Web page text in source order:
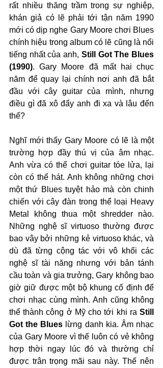
rất nhiều thăng trầm trong sự nghiệp,
khán giả có lẽ phải tới tận năm 1990
mới có dịp nghe Gary Moore chơi Blues
chính hiệu trong album có lẽ cũng là nổi
tiếng nhất của anh, Still Got The Blues
(1990). Gary Moore đã mất hai chục
năm để quay lại chính nơi anh đã bắt
đầu với cây guitar của mình, nhưng
điều gì đã xô đẩy anh đi xa và lâu đến
thế?
Nghĩ mới thấy Gary Moore có lẽ là một
trường hợp đầy thú vị của âm nhạc.
Anh vừa có thể chơi guitar tóe lửa, lại
còn có thể hát. Anh không những chơi
một thứ Blues tuyệt hảo mà còn chinh
chiến với cây đàn trong thể loại Heavy
Metal không thua một shredder nào.
Những nghệ sĩ virtuoso thường được
bao vây bởi những kẻ virtuoso khác, và
dù đã từng cộng tác với vô khối các
nghệ sĩ tài năng nhưng với bản tánh
cầu toàn và gia trưởng, Gary không bao
giờ giữ được một bộ khung cố định để
chơi nhạc cùng mình. Anh cũng không
thể thành công ở Mỹ cho tới khi ra Still
Got the Blues lừng danh kia. Âm nhạc
của Gary Moore vì thế luôn có vẻ không
hợp thời ngay lúc đó và thường chỉ
được trân trọng mãi sau này. Thế nên